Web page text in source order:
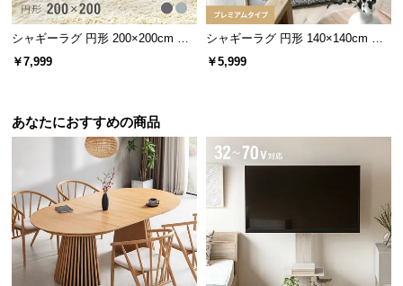
シャギーラグ 円形 200×200cm 洗
える 防音 防ダニ 抗菌防臭 滑り止
￥7,999
シャギーラグ 円形 140×140cm 洗
える 防音 防ダニ 抗菌防臭 滑り止
￥5,999
あなたにおすすめの商品